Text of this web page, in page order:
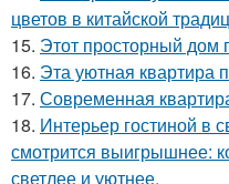
цветов в китайской
15. Этот просторный дом
16. Эта уютная квартира
17. Современная
18. Интерьер гостиной в
смотрится выигрышнее:
светлее и уютнее.